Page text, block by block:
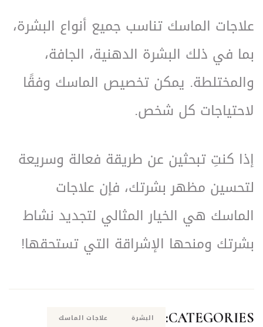
علاجات الماسك تناسب جميع أنواع البشرة،
بما في ذلك البشرة الدهنية، الجافة،
والمختلطة. يمكن تخصيص الماسك وفقًا
لاحتياجات كل شخص.
إذا كنتِ تبحثين عن طريقة فعالة وسريعة
لتحسين مظهر بشرتك، فإن علاجات
الماسك هي الخيار المثالي لتجديد نشاط
بشرتك ومنحها الإشراقة التي تستحقها!
CATEGORIES: البشرة علاجات الماسك